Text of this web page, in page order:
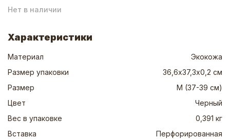
Нет в наличии
Характеристики
Материал
Экокожа
Размер упаковки
36,6х37,3х0,2 см
Размер
M (37-39 см)
Цвет
Черный
Вес в упаковке
0,391 кг
Вставка
Перфорированная